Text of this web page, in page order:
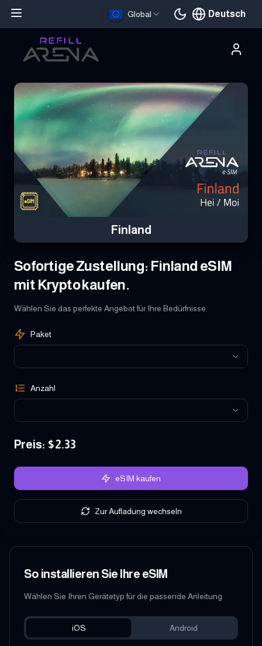
Global Deutsch
Aktuelle Sprache
Finland
Sofortige Zustellung: Finland eSIM
mit Krypto kaufen.
Wählen Sie das perfekte Angebot für Ihre Bedürfnisse.
Paket
Anzahl
Preis: $2.33
eSIM kaufen
Zur Aufladung wechseln
So installieren Sie Ihre eSIM
Wählen Sie Ihren Gerätetyp für die passende Anleitung
iOS Android